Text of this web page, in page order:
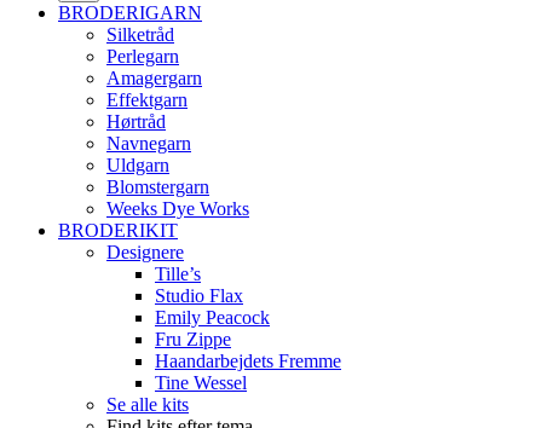
BRODERIGARN
Silketråd
Perlegarn
Amagergarn
Effektgarn
Hørtråd
Navnegarn
Uldgarn
Blomstergarn
Weeks Dye Works
BRODERIKIT
Designere
Tille’s
Studio Flax
Emily Peacock
Fru Zippe
Haandarbejdets Fremme
Tine Wessel
Se alle kits